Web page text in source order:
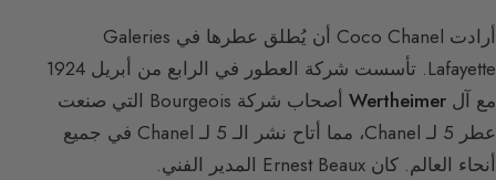
أرادت Coco Chanel أن يُطلق عطرها في Galeries
Lafayette. تأسست شركة العطور في الرابع من أبريل 1924
مع آل Wertheimer
أصحاب شركة Bourgeois التي صنعت
عطر 5 لـ Chanel، مما أتاح نشر الـ 5 لـ Chanel في جميع
أنحاء العالم. كان Ernest Beaux المدير الفني.